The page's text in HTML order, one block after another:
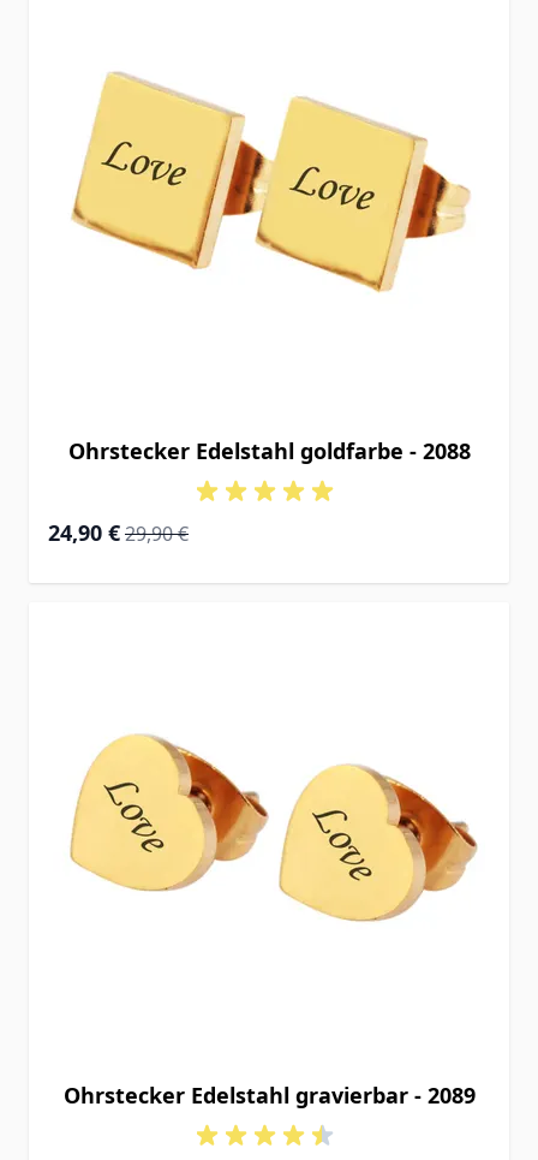
Ohrstecker Edelstahl goldfarbe - 2088
Special Price
24,90 € Regular Price
29,90 €
Ohrstecker Edelstahl gravierbar - 2089